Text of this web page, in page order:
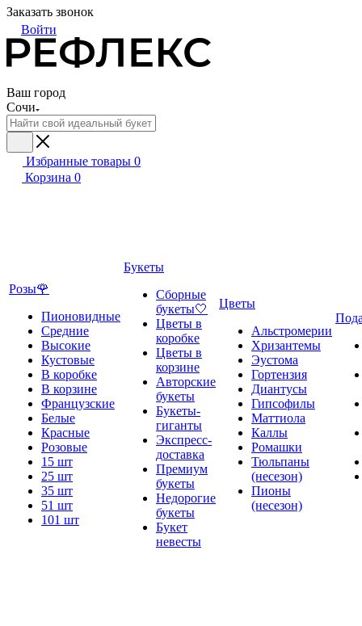
Заказать звонок
Войти
Ваш город
Сочи
Избранные товары 0
Корзина 0
Розы🌹
Пионовидные
Средние
Высокие
Кустовые
В коробке
В корзине
Французские
Белые
Красные
Розовые
15 шт
25 шт
35 шт
51 шт
101 шт
Букеты
Сборные
букеты🤍
Цветы в
коробке
Цветы в
корзине
Авторские
букеты
Букеты-
гиганты
Экспресс-
доставка
Премиум
букеты
Недорогие
букеты
Букет
невесты
Цветы
Альстромерии
Хризантемы
Эустома
Гортензия
Диантусы
Гипсофилы
Маттиола
Каллы
Ромашки
Тюльпаны
(несезон)
Пионы
(несезон)